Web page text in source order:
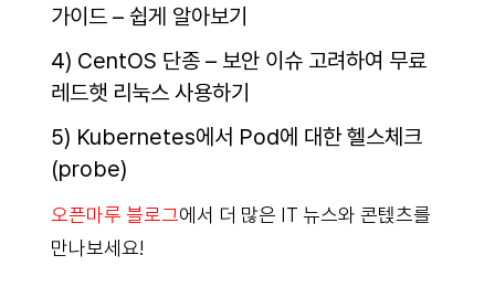
가이드 – 쉽게 알아보기
4) CentOS 단종 – 보안 이슈 고려하여 무료
레드햇 리눅스 사용하기
5) Kubernetes에서 Pod에 대한 헬스체크
(probe)
오픈마루 블로그에서 더 많은 IT 뉴스와 콘텑츠를
만나보세요!